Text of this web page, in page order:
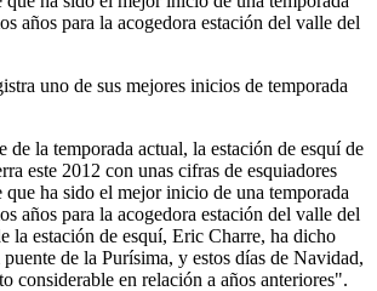
años para la acogedora estación del valle del
uno de sus mejores inicios de temporada
de la temporada actual, la estación de esquí de
este 2012 con unas cifras de esquiadores
que ha sido el mejor inicio de una temporada
años para la acogedora estación del valle del
la estación de esquí, Eric Charre, ha dicho
de la Purísima, y estos días de Navidad,
considerable en relación a años anteriores".